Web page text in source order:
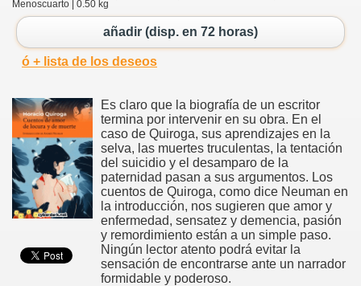
Menoscuarto | 0.50 kg
añadir (disp. en 72 horas)
ó + lista de los deseos
Es claro que la biografía de un escritor
termina por intervenir en su obra. En el
caso de Quiroga, sus aprendizajes en la
selva, las muertes truculentas, la tentación
del suicidio y el desamparo de la
paternidad pasan a sus argumentos. Los
cuentos de Quiroga, como dice Neuman en
la introducción, nos sugieren que amor y
enfermedad, sensatez y demencia, pasión
y remordimiento están a un simple paso.
Ningún lector atento podrá evitar la
sensación de encontrarse ante un narrador
formidable y poderoso.